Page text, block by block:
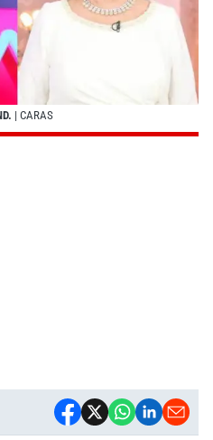
| CARAS